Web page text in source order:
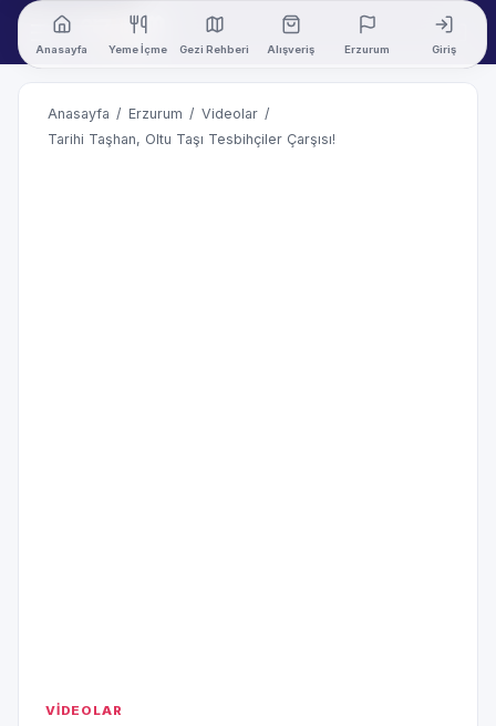
Anasayfa Yeme İçme Gezi Rehberi Alışveriş Erzurum Giriş
Anasayfa / Erzurum / Videolar /
Tarihi Taşhan, Oltu Taşı Tesbihçiler Çarşısı!
VİDEOLAR